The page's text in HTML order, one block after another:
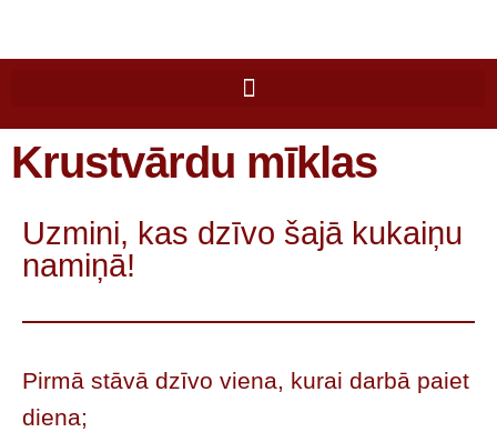
Krustvārdu mīklas
Uzmini, kas dzīvo šajā kukaiņu
namiņā!
Pirmā stāvā dzīvo viena, kurai darbā paiet
diena;